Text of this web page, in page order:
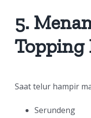
5.
Topping
Saat telur hampir
Serundeng